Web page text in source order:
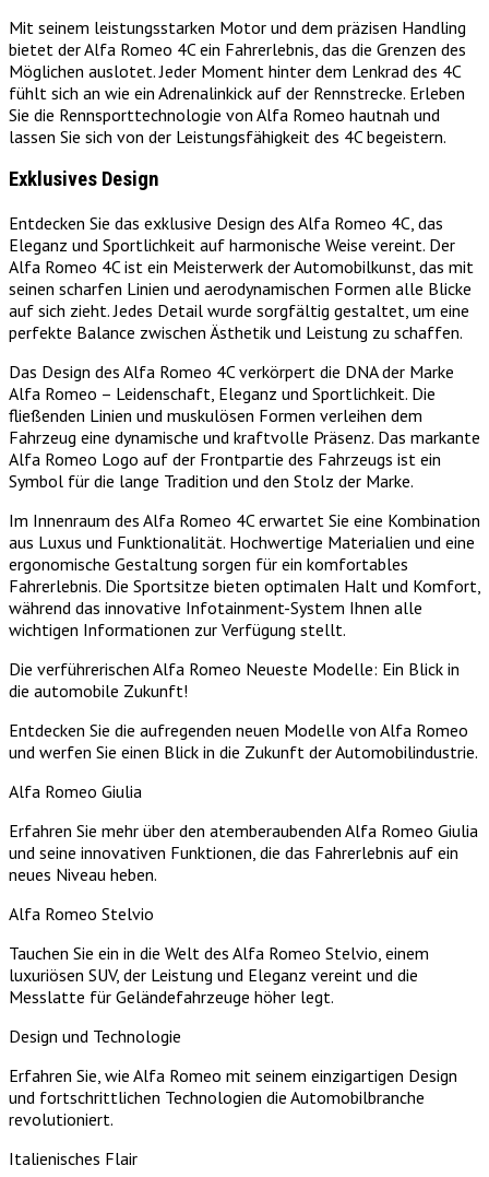
Mit seinem leistungsstarken Motor und dem präzisen Handling
bietet der Alfa Romeo 4C ein Fahrerlebnis, das die Grenzen des
Möglichen auslotet. Jeder Moment hinter dem Lenkrad des 4C
fühlt sich an wie ein Adrenalinkick auf der Rennstrecke. Erleben
Sie die Rennsporttechnologie von Alfa Romeo hautnah und
lassen Sie sich von der Leistungsfähigkeit des 4C begeistern.
Exklusives Design
Entdecken Sie das exklusive Design des Alfa Romeo 4C, das
Eleganz und Sportlichkeit auf harmonische Weise vereint. Der
Alfa Romeo 4C ist ein Meisterwerk der Automobilkunst, das mit
seinen scharfen Linien und aerodynamischen Formen alle Blicke
auf sich zieht. Jedes Detail wurde sorgfältig gestaltet, um eine
perfekte Balance zwischen Ästhetik und Leistung zu schaffen.
Das Design des Alfa Romeo 4C verkörpert die DNA der Marke
Alfa Romeo – Leidenschaft, Eleganz und Sportlichkeit. Die
fließenden Linien und muskulösen Formen verleihen dem
Fahrzeug eine dynamische und kraftvolle Präsenz. Das markante
Alfa Romeo Logo auf der Frontpartie des Fahrzeugs ist ein
Symbol für die lange Tradition und den Stolz der Marke.
Im Innenraum des Alfa Romeo 4C erwartet Sie eine Kombination
aus Luxus und Funktionalität. Hochwertige Materialien und eine
ergonomische Gestaltung sorgen für ein komfortables
Fahrerlebnis. Die Sportsitze bieten optimalen Halt und Komfort,
während das innovative Infotainment-System Ihnen alle
wichtigen Informationen zur Verfügung stellt.
Die verführerischen Alfa Romeo Neueste Modelle: Ein Blick in
die automobile Zukunft!
Entdecken Sie die aufregenden neuen Modelle von Alfa Romeo
und werfen Sie einen Blick in die Zukunft der Automobilindustrie.
Alfa Romeo Giulia
Erfahren Sie mehr über den atemberaubenden Alfa Romeo Giulia
und seine innovativen Funktionen, die das Fahrerlebnis auf ein
neues Niveau heben.
Alfa Romeo Stelvio
Tauchen Sie ein in die Welt des Alfa Romeo Stelvio, einem
luxuriösen SUV, der Leistung und Eleganz vereint und die
Messlatte für Geländefahrzeuge höher legt.
Design und Technologie
Erfahren Sie, wie Alfa Romeo mit seinem einzigartigen Design
und fortschrittlichen Technologien die Automobilbranche
revolutioniert.
Italienisches Flair